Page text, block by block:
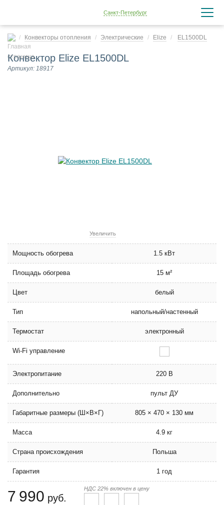
Санкт-Петербург
Конвекторы отопления Электрические Elize EL1500DL
Конвектор Elize EL1500DL
Артикул: 18917
Увеличить
Мощность обогрева 1.5 кВт
Площадь обогрева 15 м²
Цвет белый
Тип напольный/настенный
Термостат электронный
Wi-Fi управление
Электропитание 220 В
Дополнительно пульт ДУ
Габаритные размеры (Ш×В×Г) 805 × 470 × 130 мм
Масса 4.9 кг
Страна происхождения Польша
Гарантия 1 год
7 990 руб.
НДС 22% включен в цену